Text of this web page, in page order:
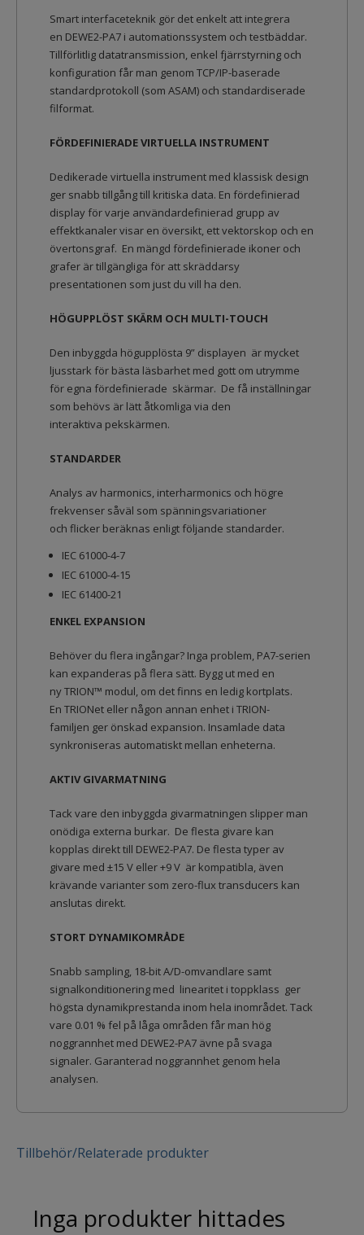
Smart interfaceteknik gör det enkelt att integrera
en DEWE2-PA7 i automationssystem och testbäddar.
Tillförlitlig datatransmission, enkel fjärrstyrning och
konfiguration får man genom TCP/IP-baserade
standardprotokoll (som ASAM) och standardiserade
filformat.
FÖRDEFINIERADE VIRTUELLA INSTRUMENT
Dedikerade virtuella instrument med klassisk design
ger snabb tillgång till kritiska data. En fördefinierad
display för varje användardefinierad grupp av
effektkanaler visar en översikt, ett vektorskop och en
övertonsgraf. En mängd fördefinierade ikoner och
grafer är tillgängliga för att skräddarsy
presentationen som just du vill ha den.
HÖGUPPLÖST SKÄRM OCH MULTI-TOUCH
Den inbyggda högupplösta 9” displayen är mycket
ljusstark för bästa läsbarhet med gott om utrymme
för egna fördefinierade skärmar. De få inställningar
som behövs är lätt åtkomliga via den
interaktiva pekskärmen.
STANDARDER
Analys av harmonics, interharmonics och högre
frekvenser såväl som spänningsvariationer
och flicker beräknas enligt följande standarder.
IEC 61000-4-7
IEC 61000-4-15
IEC 61400-21
ENKEL EXPANSION
Behöver du flera ingångar? Inga problem, PA7-serien
kan expanderas på flera sätt. Bygg ut med en
ny TRION™ modul, om det finns en ledig kortplats.
En TRIONet eller någon annan enhet i TRION-
familjen ger önskad expansion. Insamlade data
synkroniseras automatiskt mellan enheterna.
AKTIV GIVARMATNING
Tack vare den inbyggda givarmatningen slipper man
onödiga externa burkar. De flesta givare kan
kopplas direkt till DEWE2-PA7. De flesta typer av
givare med ±15 V eller +9 V är kompatibla, även
krävande varianter som zero-flux transducers kan
anslutas direkt.
STORT DYNAMIKOMRÅDE
Snabb sampling, 18-bit A/D-omvandlare samt
signalkonditionering med linearitet i toppklass ger
högsta dynamikprestanda inom hela inområdet. Tack
vare 0.01 % fel på låga områden får man hög
noggrannhet med DEWE2-PA7 ävne på svaga
signaler. Garanterad noggrannhet genom hela
analysen.
Tillbehör/Relaterade produkter
Inga produkter hittades